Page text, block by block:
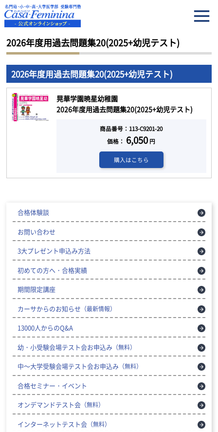
HOME 2026年度用過去問題集20(2025+幼児テスト)
2026年度用過去問題集20(2025+幼児テスト)
2026年度用過去問題集20(2025+幼児テスト)
晃華学園暁星幼稚園
2026年度用過去問題集20(2025+幼児テスト)
商品番号：113-C9201-20
価格： 6,050円
購入はこちら
合格体験談
お問い合わせ
3大プレゼント申込み方法
初めての方へ・合格実績
期間限定講座
カーサからのお知らせ （最新情報）
13000人からのQ&A
幼・小受験会場テスト会お申込み （無料）
中～大学受験会場テスト会お申込み （無料）
合格セミナー・イベント
オンデマンドテスト会 （無料）
インターネットテスト会 （無料）